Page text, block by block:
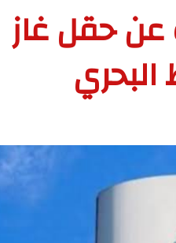
معلومات عن حقل غاز